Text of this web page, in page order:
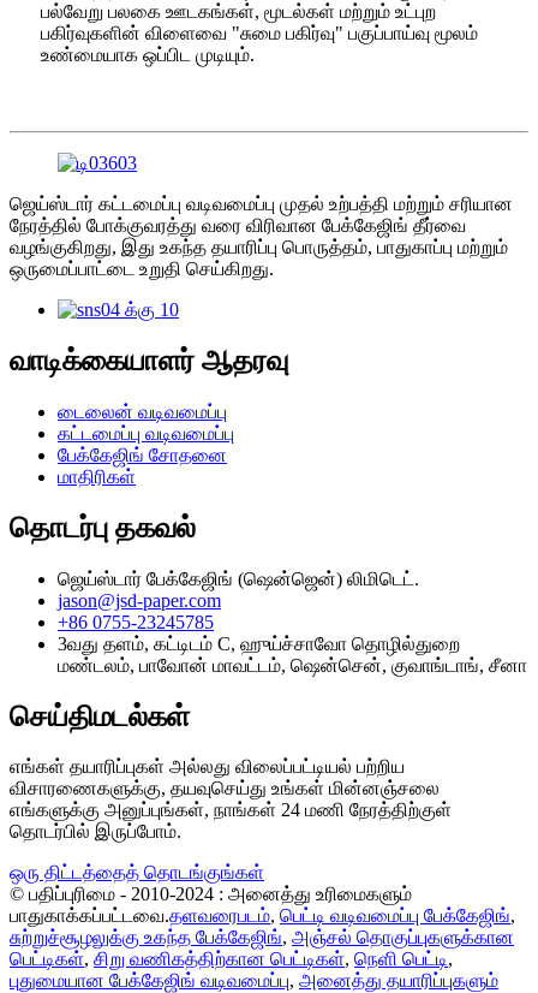
பல்வேறு பலகை ஊடகங்கள், மூடல்கள் மற்றும் உட்புற
பகிர்வுகளின் விளைவை "சுமை பகிர்வு" பகுப்பாய்வு மூலம்
உண்மையாக ஒப்பிட முடியும்.
ஜெய்ஸ்டார் கட்டமைப்பு வடிவமைப்பு முதல் உற்பத்தி மற்றும் சரியான
நேரத்தில் போக்குவரத்து வரை விரிவான பேக்கேஜிங் தீர்வை
வழங்குகிறது, இது உகந்த தயாரிப்பு பொருத்தம், பாதுகாப்பு மற்றும்
ஒருமைப்பாட்டை உறுதி செய்கிறது.
வாடிக்கையாளர் ஆதரவு
டைலைன் வடிவமைப்பு
கட்டமைப்பு வடிவமைப்பு
பேக்கேஜிங் சோதனை
மாதிரிகள்
தொடர்பு தகவல்
ஜெய்ஸ்டார் பேக்கேஜிங் (ஷென்ஜென்) லிமிடெட்.
jason@jsd-paper.com
+86 0755-23245785
3வது தளம், கட்டிடம் C, ஹுய்ச்சாவோ தொழில்துறை
மண்டலம், பாவோன் மாவட்டம், ஷென்சென், குவாங்டாங், சீனா
செய்திமடல்கள்
எங்கள் தயாரிப்புகள் அல்லது விலைப்பட்டியல் பற்றிய
விசாரணைகளுக்கு, தயவுசெய்து உங்கள் மின்னஞ்சலை
எங்களுக்கு அனுப்புங்கள், நாங்கள் 24 மணி நேரத்திற்குள்
தொடர்பில் இருப்போம்.
ஒரு திட்டத்தைத் தொடங்குங்கள்
© பதிப்புரிமை - 2010-2024 : அனைத்து உரிமைகளும்
பாதுகாக்கப்பட்டவை.தளவரைபடம், பெட்டி வடிவமைப்பு பேக்கேஜிங்,
சுற்றுச்சூழலுக்கு உகந்த பேக்கேஜிங், அஞ்சல் தொகுப்புகளுக்கான
பெட்டிகள், சிறு வணிகத்திற்கான பெட்டிகள், நெளி பெட்டி,
புதுமையான பேக்கேஜிங் வடிவமைப்பு, அனைத்து தயாரிப்புகளும்